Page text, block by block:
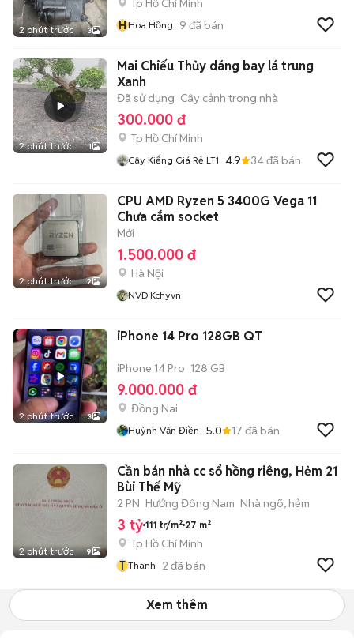
2 phút trước 3
Tp Hồ Chí Minh
HHoa Hồng 9 đã bán
2 phút trước 1
Mai Chiếu Thủy dáng bay lá trung
Xanh
Đã sử dụng Cây cảnh trong nhà
300.000 đ
Tp Hồ Chí Minh
Cây Kiểng Giá Rẻ LT1 4.9 34đã bán
2 phút trước 2
CPU AMD Ryzen 5 3400G Vega 11
Chưa cắm socket
Mới
1.500.000 đ
Hà Nội
NVD Kchyvn
2 phút trước 3
iPhone 14 Pro 128GB QT
iPhone 14 Pro 128 GB
9.000.000 đ
Đồng Nai
Huỳnh Văn Điền 5.0 17 đã bán
2 phút trước 9
Cần bán nhà cc sổ hồng riêng, Hẻm 21
Bùi Thế Mỹ
2 PN Hướng Đông Nam Nhà ngõ, hẻm
3 tỷ 111 tr/m² 27 m²
Tp Hồ Chí Minh
T Thanh 2 đã bán
Xem thêm